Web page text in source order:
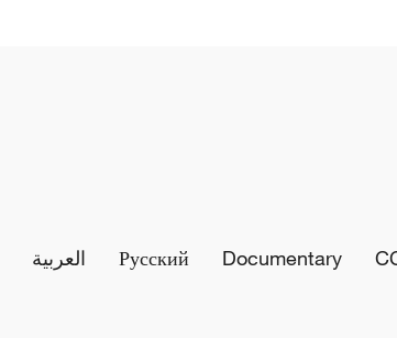
العربية Русский Documentary